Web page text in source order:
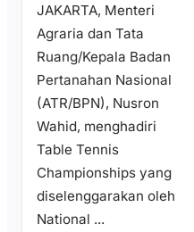
JAKARTA, Menteri
Agraria dan Tata
Ruang/Kepala Badan
Pertanahan Nasional
(ATR/BPN), Nusron
Wahid, menghadiri
Table Tennis
Championships yang
diselenggarakan oleh
National ...